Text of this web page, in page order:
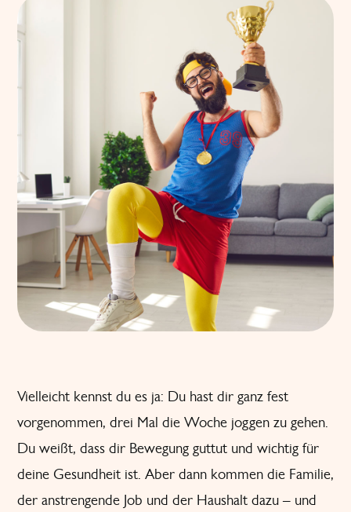
Vielleicht kennst du es ja: Du hast dir ganz fest
vorgenommen, drei Mal die Woche joggen zu gehen.
Du weißt, dass dir Bewegung guttut und wichtig für
deine Gesundheit ist. Aber dann kommen die Familie,
der anstrengende Job und der Haushalt dazu – und